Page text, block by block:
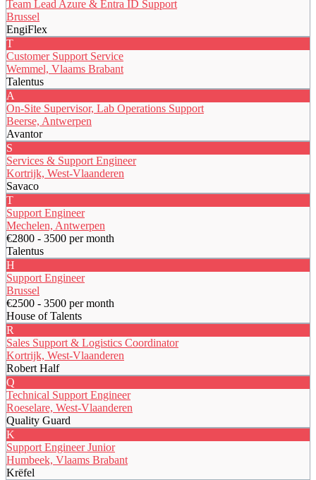
Team Lead Azure & Entra ID Support
Brussel
EngiFlex
T
Customer Support Service
Wemmel, Vlaams Brabant
Talentus
A
On-Site Supervisor, Lab Operations Support
Beerse, Antwerpen
Avantor
S
Services & Support Engineer
Kortrijk, West-Vlaanderen
Savaco
T
Support Engineer
Mechelen, Antwerpen
€2800 - 3500 per month
Talentus
H
Support Engineer
Brussel
€2500 - 3500 per month
House of Talents
R
Sales Support & Logistics Coordinator
Kortrijk, West-Vlaanderen
Robert Half
Q
Technical Support Engineer
Roeselare, West-Vlaanderen
Quality Guard
K
Support Engineer Junior
Humbeek, Vlaams Brabant
Krëfel